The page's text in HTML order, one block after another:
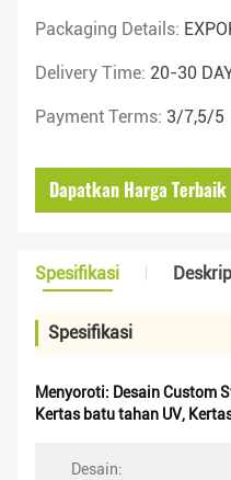
Packaging Details:
Delivery Time: 20-30
Payment Terms: 3/7,5/5
Dapatkan Harga Terbaik
Spesifikasi
Spesifikasi
Menyoroti: Desain Custom
Kertas batu tahan UV,
Desain: